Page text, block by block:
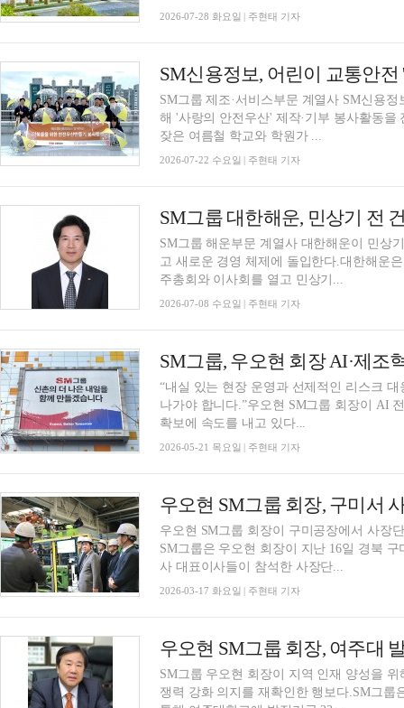
2026-07-28 화요일 | 주현태 기자
SM신용정보, 어린이 교통안
SM그룹 제조·서비스부문 계열사 SM신용
해 '사랑의 안전우산' 제작·기부 봉사활동
잦은 여름철 학교와 학원가 ...
2026-07-22 수요일 | 주현태 기자
SM그룹 대한해운, 민상기 전
SM그룹 해운부문 계열사 대한해운이 민상
고 새로운 경영 체제에 돌입한다.대한해운
주총회와 이사회를 열고 민상기...
2026-07-08 수요일 | 주현태 기자
SM그룹, 우오현 회장 AI·제조
“내실 있는 현장 운영과 선제적인 리스크
나가야 합니다.”우오현 SM그룹 회장이 AI
확보에 속도를 내고 있다...
2026-05-21 목요일 | 주현태 기자
우오현 SM그룹 회장이 구미공장에서 사장
SM그룹은 우오현 회장이 지난 16일 경북
사 대표이사들이 참석한 사장단...
2026-03-17 화요일 | 주현태 기자
SM그룹 우오현 회장이 지역 인재 양성을
쟁력 강화 의지를 재확인한 행보다.SM그